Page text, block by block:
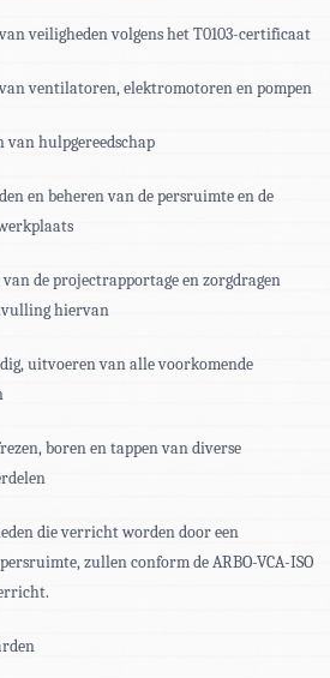
veiligheden volgens het T0103-certificaat
ventilatoren, elektromotoren en pompen
van hulpgereedschap
en beheren van de persruimte en de
de projectrapportage en zorgdragen
hiervan
uitvoeren van alle voorkomende
boren en tappen van diverse
die verricht worden door een
zullen conform de ARBO-VCA-ISO